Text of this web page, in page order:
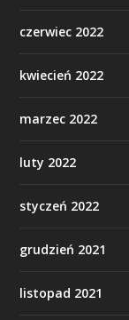
czerwiec 2022
kwiecień 2022
marzec 2022
luty 2022
styczeń 2022
grudzień 2021
listopad 2021